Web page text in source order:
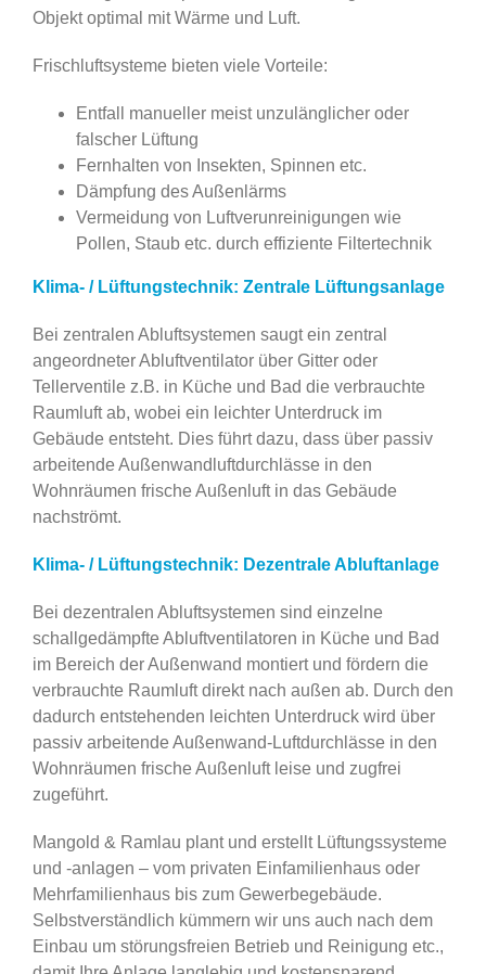
Objekt optimal mit Wärme und Luft.
Frischluftsysteme bieten viele Vorteile:
Entfall manueller meist unzulänglicher oder
falscher Lüftung
Fernhalten von Insekten, Spinnen etc.
Dämpfung des Außenlärms
Vermeidung von Luftverunreinigungen wie
Pollen, Staub etc. durch effiziente Filtertechnik
Klima- / Lüftungstechnik: Zentrale Lüftungsanlage
Bei zentralen Abluftsystemen saugt ein zentral
angeordneter Abluftventilator über Gitter oder
Tellerventile z.B. in Küche und Bad die verbrauchte
Raumluft ab, wobei ein leichter Unterdruck im
Gebäude entsteht. Dies führt dazu, dass über passiv
arbeitende Außenwandluftdurchlässe in den
Wohnräumen frische Außenluft in das Gebäude
nachströmt.
Klima- / Lüftungstechnik: Dezentrale Abluftanlage
Bei dezentralen Abluftsystemen sind einzelne
schallgedämpfte Abluftventilatoren in Küche und Bad
im Bereich der Außenwand montiert und fördern die
verbrauchte Raumluft direkt nach außen ab. Durch den
dadurch entstehenden leichten Unterdruck wird über
passiv arbeitende Außenwand-Luftdurchlässe in den
Wohnräumen frische Außenluft leise und zugfrei
zugeführt.
Mangold & Ramlau plant und erstellt Lüftungssysteme
und -anlagen – vom privaten Einfamilienhaus oder
Mehrfamilienhaus bis zum Gewerbegebäude.
Selbstverständlich kümmern wir uns auch nach dem
Einbau um störungsfreien Betrieb und Reinigung etc.,